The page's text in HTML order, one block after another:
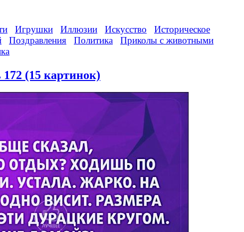
Игрушки Иллюзии Искусство
Историческое
Поздравления Политика
Приколы с животными
(15 картинок)